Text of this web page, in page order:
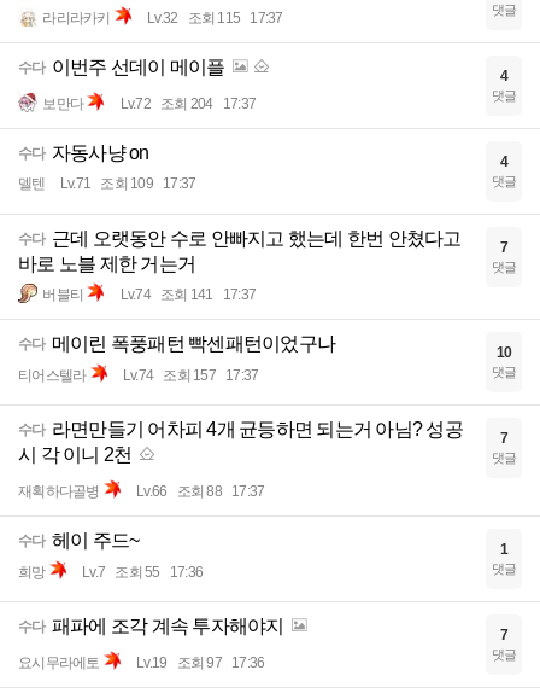
라리라카키 Lv.32 조회 115 17:37 댓글
수다 이번주 선데이 메이플
보만다 Lv.72 조회 204 17:37
4
댓글
수다 자동사냥 on
델텐 Lv.71 조회 109 17:37
4
댓글
수다 근데 오랫동안 수로 안빠지고 했는데 한번 안쳤다고
바로 노블 제한 거는거
버블티 Lv.74 조회 141 17:37
7
댓글
수다 메이린 폭풍패턴 빡센패턴이었구나
티어스텔라 Lv.74 조회 157 17:37
10
댓글
수다 라면만들기 어차피 4개 균등하면 되는거 아님? 성공
시 각 이니 2천
재획하다골병 Lv.66 조회 88 17:37
7
댓글
수다 헤이 주드~
희망 Lv.7 조회 55 17:36
1
댓글
수다 패파에 조각 계속 투자해야지
요시무라에토 Lv.19 조회 97 17:36
7
댓글